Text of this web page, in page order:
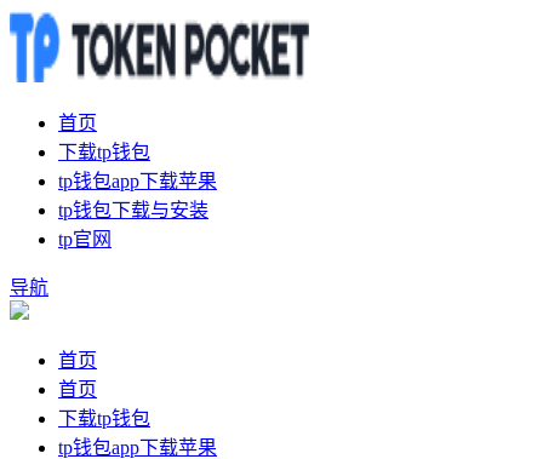
首页
下载tp钱包
tp钱包app下载苹果
tp钱包下载与安装
tp官网
导航
首页
首页
下载tp钱包
tp钱包app下载苹果